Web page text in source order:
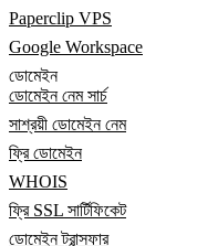
Paperclip VPS
Google Workspace
ডোমেইন
ডোমেইন নেম সার্চ
সাশ্রয়ী ডোমেইন নেম
ফ্রি ডোমেইন
WHOIS
ফ্রি SSL সার্টিফিকেট
ডোমেইন ট্রান্সফার